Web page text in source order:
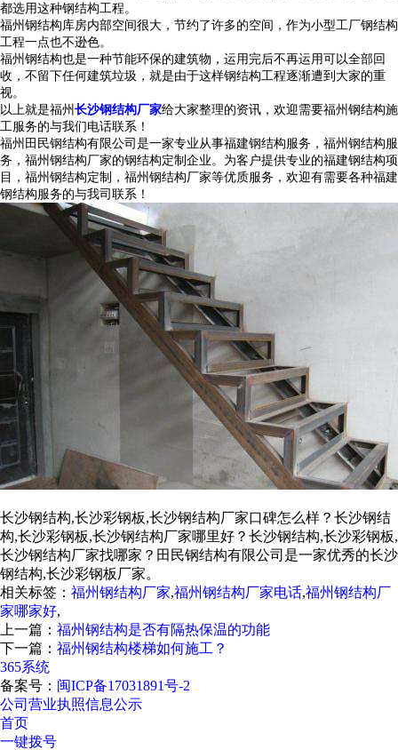
都选用这种钢结构工程。
福州钢结构库房内部空间很大，节约了许多的空间，作为小型工厂钢结构
工程一点也不逊色。
福州钢结构也是一种节能环保的建筑物，运用完后不再运用可以全部回
收，不留下任何建筑垃圾，就是由于这样钢结构工程逐渐遭到大家的重
视。
以上就是福州 长沙钢结构厂家给大家整理的资讯，欢迎需要福州钢结构施
工服务的与我们电话联系！
福州田民钢结构有限公司是一家专业从事福建钢结构服务，福州钢结构服
务，福州钢结构厂家的钢结构定制企业。为客户提供专业的福建钢结构项
目，福州钢结构定制，福州钢结构厂家等优质服务，欢迎有需要各种福建
钢结构服务的与我司联系！
长沙钢结构,长沙彩钢板,长沙钢结构厂家口碑怎么样？长沙钢结
构,长沙彩钢板,长沙钢结构厂家哪里好？长沙钢结构,长沙彩钢板,
长沙钢结构厂家找哪家？田民钢结构有限公司是一家优秀的长沙
钢结构,长沙彩钢板厂家。
相关标签： 福州钢结构厂家,福州钢结构厂家电话,福州钢结构厂
家哪家好,
上一篇： 福州钢结构是否有隔热保温的功能
下一篇： 福州钢结构楼梯如何施工？
365系统
备案号： 闽ICP备17031891号-2
公司营业执照信息公示
首页
一键拨号